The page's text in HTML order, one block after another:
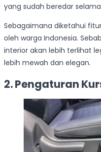
yang sudah beredar
Sebagaimana diketahui
oleh warga Indonesia.
interior akan lebih terlihat
lebih mewah dan elegan.
2. Pengaturan